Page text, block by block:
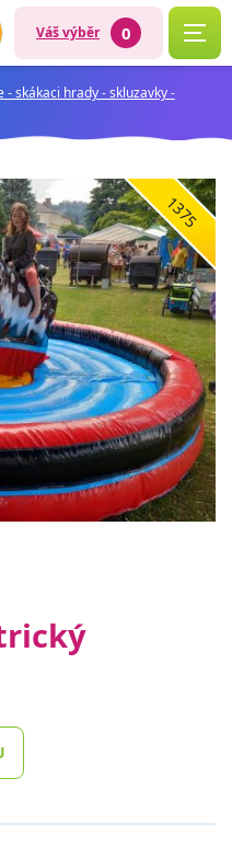
Váš výběr 0
- skákaci hrady - skluzavky -
1375